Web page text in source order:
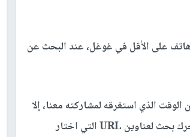
أن المشكلة أدت إلى ظهور 300 ألف رقم هاتف على الأقل في غوغل، عند البحث عن
الذي استغرقه لمشاركته معنا، إلا
أنه لم يكن مؤهلا للحصول على مكافأة لأنه يحتوي فقط على فهرس محرك بحث لعناوين URL التي اختار